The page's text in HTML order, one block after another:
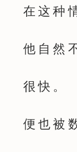
在这种情
他自然不
很快。
便也被数